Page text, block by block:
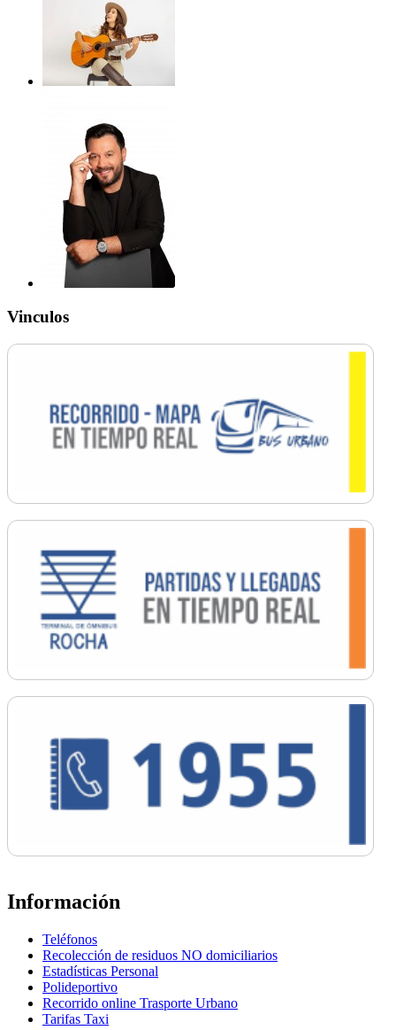
Vinculos
Información
Teléfonos
Recolección de residuos NO domiciliarios
Estadísticas Personal
Polideportivo
Recorrido online Trasporte Urbano
Tarifas Taxi